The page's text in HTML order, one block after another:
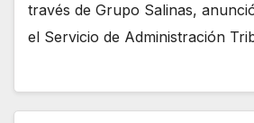
través de Grupo Salinas,
el Servicio de Administración